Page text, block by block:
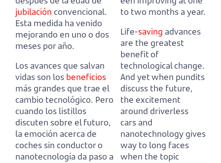
jubilación convencional.
Esta medida ha venido
mejorando en uno o dos
meses por año.
Los avances que salvan
vidas son los beneficios
más grandes que trae el
cambio tecnológico. Pero
cuando los listillos
discuten sobre el futuro,
la emoción acerca de
coches sin conductor o
nanotecnología da paso a
to two months a year.
Life-saving advances
are the greatest
benefit of
technological change.
And yet when pundits
discuss the future,
the excitement
around driverless
cars and
nanotechnology gives
way to long faces
when the topic